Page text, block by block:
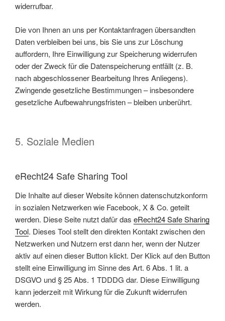
widerrufbar.
Die von Ihnen an uns per Kontaktanfragen übersandten
Daten verbleiben bei uns, bis Sie uns zur Löschung
auffordern, Ihre Einwilligung zur Speicherung widerrufen
oder der Zweck für die Datenspeicherung entfällt (z. B.
nach abgeschlossener Bearbeitung Ihres Anliegens).
Zwingende gesetzliche Bestimmungen – insbesondere
gesetzliche Aufbewahrungsfristen – bleiben unberührt.
5. Soziale Medien
eRecht24 Safe Sharing Tool
Die Inhalte auf dieser Website können datenschutzkonform
in sozialen Netzwerken wie Facebook, X & Co. geteilt
werden. Diese Seite nutzt dafür das eRecht24 Safe Sharing
Tool. Dieses Tool stellt den direkten Kontakt zwischen den
Netzwerken und Nutzern erst dann her, wenn der Nutzer
aktiv auf einen dieser Button klickt. Der Klick auf den Button
stellt eine Einwilligung im Sinne des Art. 6 Abs. 1 lit. a
DSGVO und § 25 Abs. 1 TDDDG dar. Diese Einwilligung
kann jederzeit mit Wirkung für die Zukunft widerrufen
werden.